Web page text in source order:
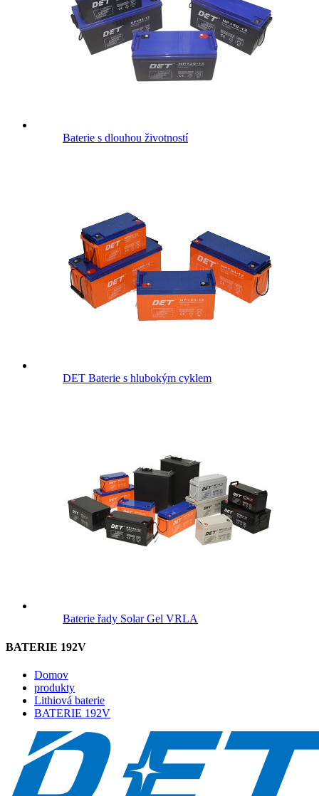
Baterie s dlouhou životností
DET Baterie s hlubokým cyklem
Baterie řady Solar Gel VRLA
BATERIE 192V
Domov
produkty
Lithiová baterie
BATERIE 192V